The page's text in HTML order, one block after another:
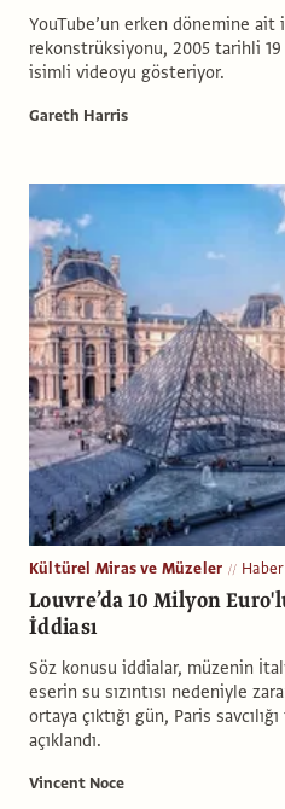
YouTube’un erken dönemine ait
rekonstrüksiyonu, 2005 tarihli
isimli videoyu gösteriyor.
Gareth Harris
Kültürel Miras ve Müzeler Haber
Louvre’da 10 Milyon
İddiası
Söz konusu iddialar, müzenin
eserin su sızıntısı nedeniyle
ortaya çıktığı gün, Paris
açıklandı.
Vincent Noce